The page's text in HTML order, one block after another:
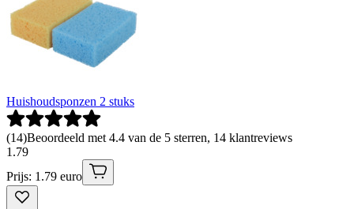
Huishoudsponzen 2 stuks
(14)Beoordeeld met 4.4 van de 5 sterren, 14 klantreviews
1 .79
Prijs: 1.79 euro